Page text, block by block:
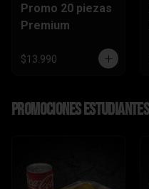
Promo 20 piezas
Premium
$13.990
Promociones Estudiantes